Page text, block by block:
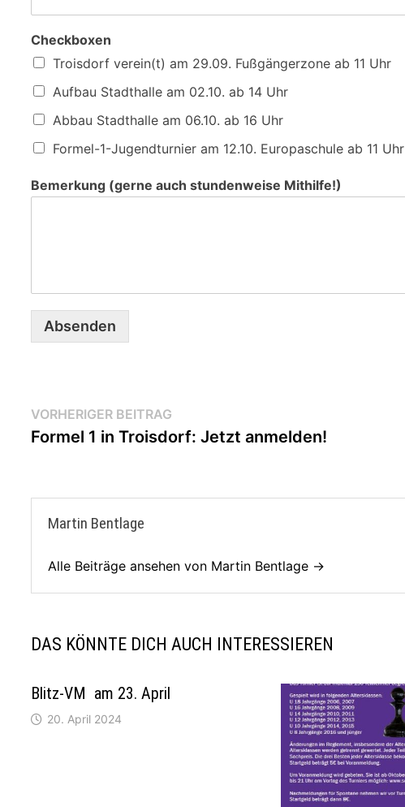
n
m
e
e
m
e
r
k
n
Checkboxen
Troisdorf verein(t) am 29.09. Fußgängerzone ab 11 Uhr
Aufbau Stadthalle am 02.10. ab 14 Uhr
Abbau Stadthalle am 06.10. ab 16 Uhr
Formel-1-Jugendturnier am 12.10. Europaschule ab 11 Uhr
Bemerkung (gerne auch stundenweise Mithilfe!)
Absenden
Beitragsnavigation
VORHERIGER BEITRAG
Beitrag:
Formel 1 in Troisdorf: Jetzt anmelden!
Martin Bentlage
Alle Beiträge ansehen von Martin Bentlage →
DAS KÖNNTE DICH AUCH INTERESSIEREN
Blitz-VM am 23. April
20. April 2024